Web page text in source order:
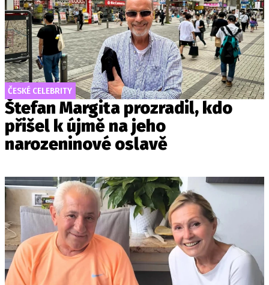
ČESKÉ CELEBRITY
Štefan Margita prozradil, kdo
přišel k újmě na jeho
narozeninové oslavě